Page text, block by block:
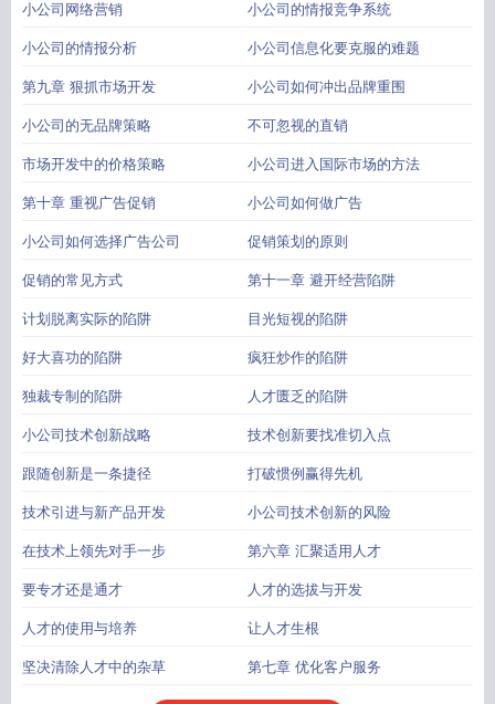
小公司网络营销 小公司的情报竞争系统
小公司的情报分析 小公司信息化要克服的难题
第九章 狠抓市场开发 小公司如何冲出品牌重围
小公司的无品牌策略 不可忽视的直销
市场开发中的价格策略 小公司进入国际市场的方法
第十章 重视广告促销 小公司如何做广告
小公司如何选择广告公司 促销策划的原则
促销的常见方式 第十一章 避开经营陷阱
计划脱离实际的陷阱 目光短视的陷阱
好大喜功的陷阱 疯狂炒作的陷阱
独裁专制的陷阱 人才匮乏的陷阱
小公司技术创新战略 技术创新要找准切入点
跟随创新是一条捷径 打破惯例赢得先机
技术引进与新产品开发 小公司技术创新的风险
在技术上领先对手一步 第六章 汇聚适用人才
要专才还是通才 人才的选拔与开发
人才的使用与培养 让人才生根
坚决清除人才中的杂草 第七章 优化客户服务